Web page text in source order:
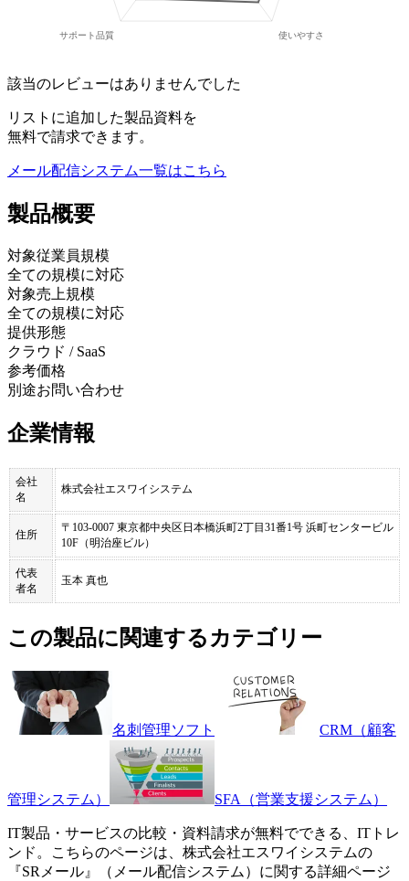
該当のレビューはありませんでした
リストに追加した製品資料を
無料で請求できます。
メール配信システム一覧はこちら
製品概要
対象従業員規模
全ての規模に対応
対象売上規模
全ての規模に対応
提供形態
クラウド / SaaS
参考価格
別途お問い合わせ
企業情報
会社
名
株式会社エスワイシステム
住所
〒103-0007 東京都中央区日本橋浜町2丁目31番1号 浜町センタービル
10F（明治座ビル）
代表
者名
玉本 真也
この製品に関連するカテゴリー
名刺管理ソフト CRM（顧客
管理システム） SFA（営業支援システム）
IT製品・サービスの比較・資料請求が無料でできる、ITトレ
ンド。こちらのページは、 株式会社エスワイシステムの
『SRメール 』（ メール配信システム ）に関する詳細ページ